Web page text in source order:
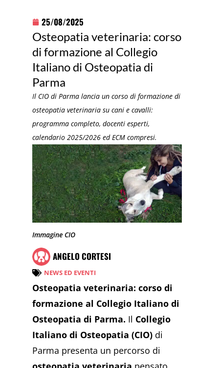
25/08/2025
Osteopatia veterinaria: corso
di formazione al Collegio
Italiano di Osteopatia di
Parma
Il CIO di Parma lancia un corso di formazione di
osteopatia veterinaria su cani e cavalli:
programma completo, docenti esperti,
calendario 2025/2026 ed ECM compresi.
Immagine CIO
ANGELO CORTESI
NEWS ED EVENTI
Osteopatia veterinaria: corso di
formazione al Collegio Italiano di
Osteopatia di Parma. Il Collegio
Italiano di Osteopatia (CIO) di
Parma presenta un percorso di